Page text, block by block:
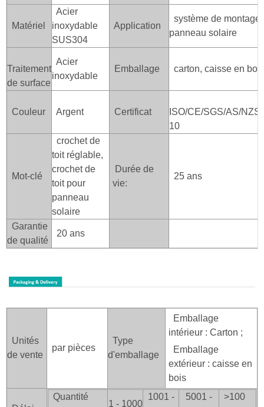
Matériel
Acier
inoxydable
SUS304
Application
système de montage
panneau solaire
Traitement
de surface
Acier
inoxydable
Emballage carton, caisse en bois
Couleur Argent Certificat
ISO/CE/SGS/AS/
10
Mot-clé
crochet de
toit réglable,
crochet de
toit pour
panneau
solaire
Durée de
vie:
25 ans
Garantie
de qualité
20 ans
Unités
de vente
par pièces
Type
d'emballage
Emballage
intérieur : Carton ;
Emballage
extérieur : caisse en
bois
Quantité
1 - 1000
1001 -
5001 -
>100